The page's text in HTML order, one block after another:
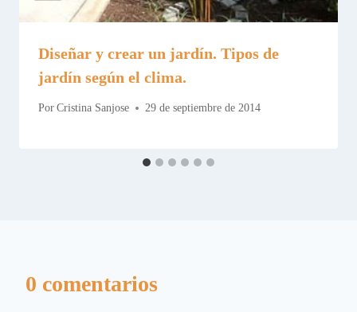
Diseñar y crear un jardín. Tipos de
jardín según el clima.
Por Cristina Sanjose 29 de septiembre de 2014
0 comentarios